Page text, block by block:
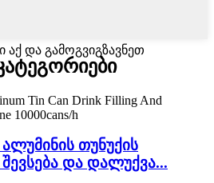
აქ და გამოგვიგზავნეთ
თუნუქის
და დალუქვა...